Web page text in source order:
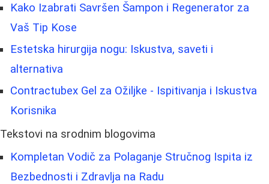
Kako Izabrati Savršen Šampon i Regenerator za
Vaš Tip Kose
Estetska hirurgija nogu: Iskustva, saveti i
alternativa
Contractubex Gel za Ožiljke - Ispitivanja i Iskustva
Korisnika
Tekstovi na srodnim blogovima
Kompletan Vodič za Polaganje Stručnog Ispita iz
Bezbednosti i Zdravlja na Radu